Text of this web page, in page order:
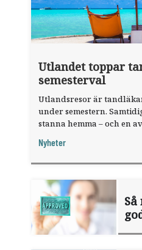
Utlandet toppar
semesterval
Utlandsresor är
under semestern.
stanna hemma – och en
fråga".
Nyheter